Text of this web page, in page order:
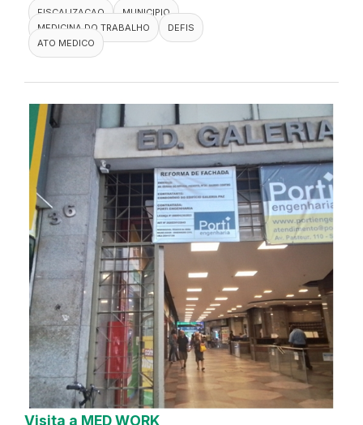
FISCALIZACAO
MUNICIPIO
MEDICINA DO TRABALHO
DEFIS
ATO MEDICO
Visita a MED WORK